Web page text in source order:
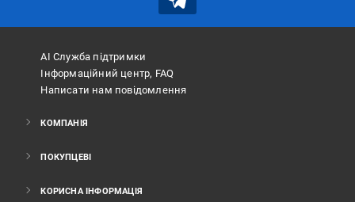
АІ Служба підтримки
Інформаційний центр, FAQ
Написати нам повідомлення
КОМПАНІЯ
ПОКУПЦЕВІ
КОРИСНА ІНФОРМАЦІЯ